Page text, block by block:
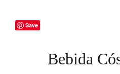
Save
Bebida